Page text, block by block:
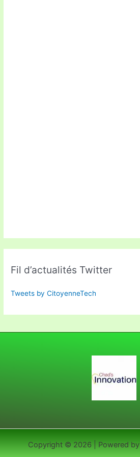
Fil d’actualités Twitter
Tweets by CitoyenneTech
Copyright © 2026 | Powered by